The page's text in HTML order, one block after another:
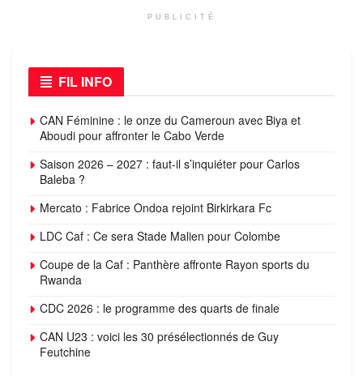
PUBLICITÉ
FIL INFO
CAN Féminine : le onze du Cameroun avec Biya et
Aboudi pour affronter le Cabo Verde
Saison 2026 – 2027 : faut-il s’inquiéter pour Carlos
Baleba ?
Mercato : Fabrice Ondoa rejoint Birkirkara Fc
LDC Caf : Ce sera Stade Malien pour Colombe
Coupe de la Caf : Panthère affronte Rayon sports du
Rwanda
CDC 2026 : le programme des quarts de finale
CAN U23 : voici les 30 présélectionnés de Guy
Feutchine